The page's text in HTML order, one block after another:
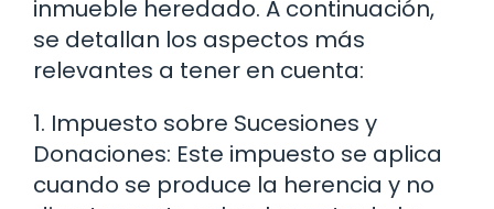
inmueble heredado. A continuación,
se detallan los aspectos más
relevantes a tener en cuenta:
1. Impuesto sobre Sucesiones y
Donaciones: Este impuesto se aplica
cuando se produce la herencia y no